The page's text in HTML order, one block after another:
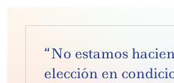
“No estamos
elección en